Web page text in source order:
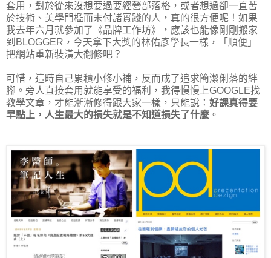
套用，對於從來沒想要過要經營部落格，或者想過卻一直苦
於技術、美學門檻而未付諸實踐的人，真的很方便呢！如果
我去年六月就參加了《品牌工作坊》，應該也能像剛剛搬家
到BLOGGER，今天拿下大獎的林佑彥學長一樣，「順便」
把網站重新裝潢大翻修吧？
可惜，這時自己累積小修小補，反而成了追求簡潔俐落的絆
腳。旁人直接套用就能享受的福利，我得慢慢上GOOGLE找
教學文章，才能漸漸修得跟大家一樣，只能說： 好課真得要
早點上，人生最大的損失就是不知道損失了什麼 。